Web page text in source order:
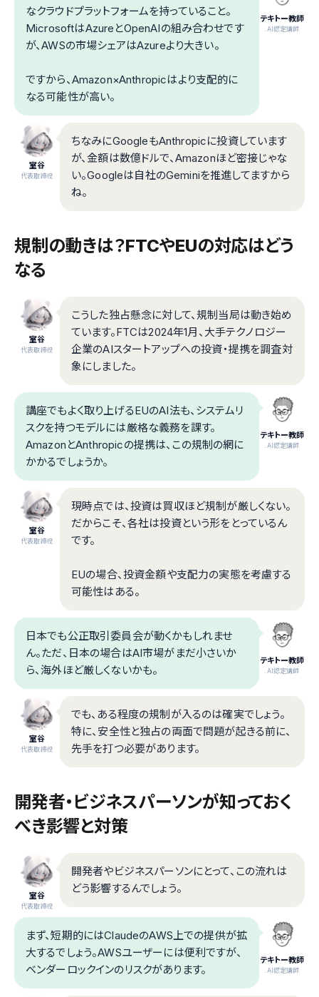
テキトー教師
.AI認定講師
なクラウドプラットフォームを持っていること。
MicrosoftはAzureとOpenAIの組み合わせです
が、AWSの市場シェアはAzureより大きい。
ですから、Amazon×Anthropicはより支配的に
なる可能性が高い。
室谷
代表取締役
ちなみにGoogleもAnthropicに投資しています
が、金額は数億ドルで、Amazonほど密接じゃな
い。Googleは自社のGeminiを推進してますから
ね。
規制の動きは？FTCやEUの対応はどう
なる
室谷
代表取締役
こうした独占懸念に対して、規制当局は動き始め
ています。FTCは2024年1月、大手テクノロジー
企業のAIスタートアップへの投資・提携を調査対
象にしました。
テキトー教師
.AI認定講師
講座でもよく取り上げるEUのAI法も、システムリ
スクを持つモデルには厳格な義務を課す。
AmazonとAnthropicの提携は、この規制の網に
かかるでしょうか。
室谷
代表取締役
現時点では、投資は買収ほど規制が厳しくない。
だからこそ、各社は投資という形をとっているん
です。
EUの場合、投資金額や支配力の実態を考慮する
可能性はある。
テキトー教師
.AI認定講師
日本でも公正取引委員会が動くかもしれませ
ん。ただ、日本の場合はAI市場がまだ小さいか
ら、海外ほど厳しくないかも。
室谷
代表取締役
でも、ある程度の規制が入るのは確実でしょう。
特に、安全性と独占の両面で問題が起きる前に、
先手を打つ必要があります。
開発者・ビジネスパーソンが知っておく
べき影響と対策
室谷
代表取締役
開発者やビジネスパーソンにとって、この流れは
どう影響するんでしょう。
テキトー教師
.AI認定講師
まず、短期的にはClaudeのAWS上での提供が拡
大するでしょう。AWSユーザーには便利ですが、
ベンダーロックインのリスクがあります。